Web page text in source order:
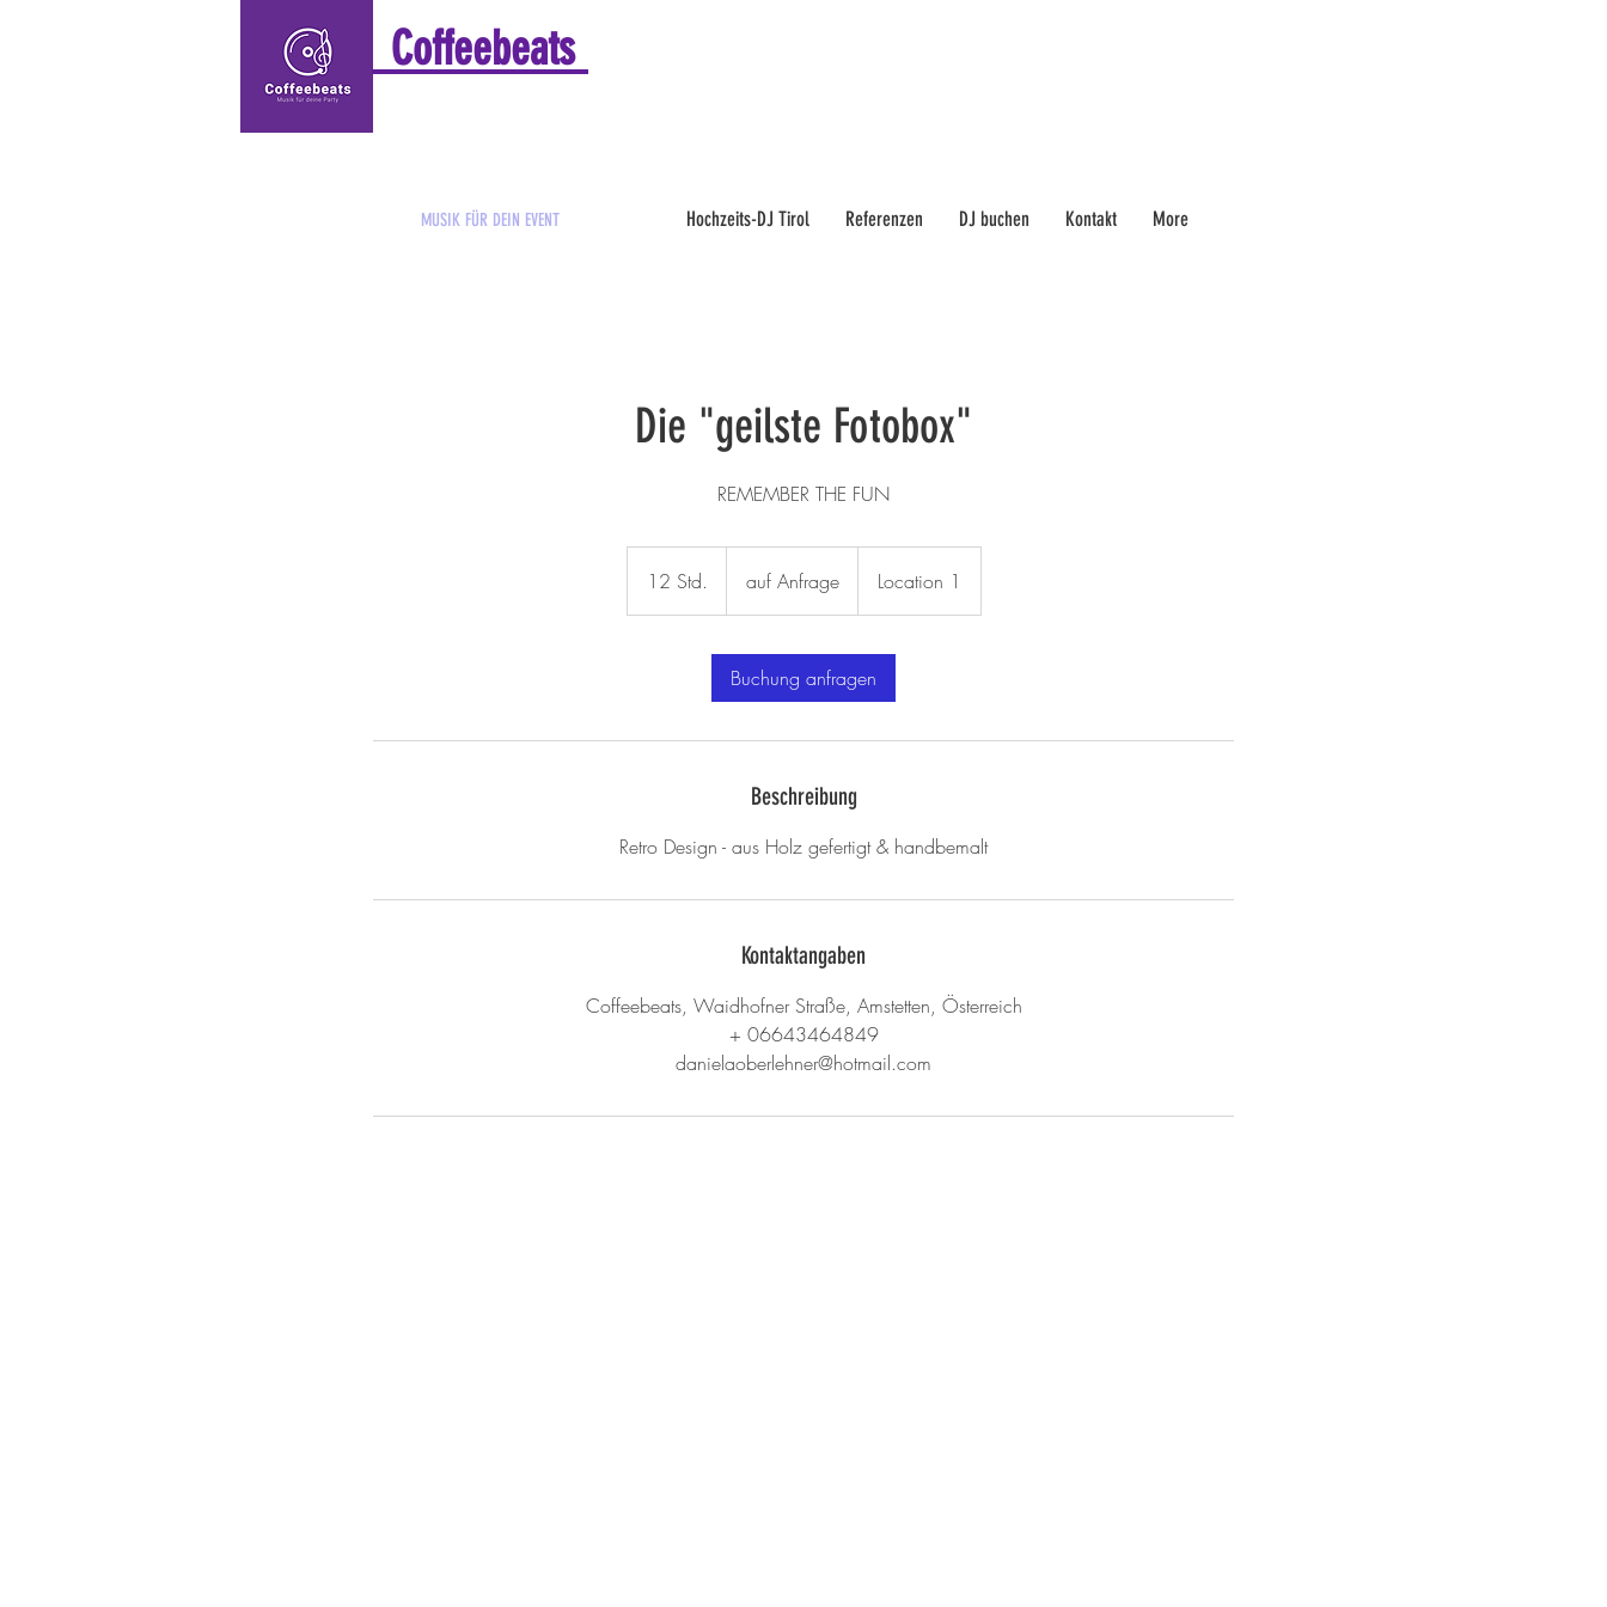
Coffeebeats Coffeebeats
MUSIK FÜR DEIN EVENT Hochzeits-DJ Tirol Referenzen DJ buchen Kontakt More
Die "geilste Fotobox"
REMEMBER THE FUN
12 Std.
2
d
auf Anfrage Location 1
Buchung anfragen
Beschreibung
Retro Design - aus Holz gefertigt & handbemalt
Kontaktangaben
Coffeebeats, Waidhofner Straße, Amstetten, Österreich
+ 06643464849
danielaoberlehner@hotmail.com